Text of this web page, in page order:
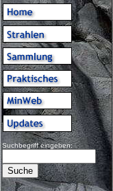
Suchbegriff eingeben: